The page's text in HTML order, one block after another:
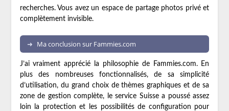
recherches. Vous avez un espace de partage photos privé et
complètement invisible.
Ma conclusion sur Fammies.com
J’ai vraiment apprécié la philosophie de Fammies.com. En
plus des nombreuses fonctionnalisés, de sa simplicité
d’utilisation, du grand choix de thèmes graphiques et de sa
zone de gestion complète, le service Suisse a poussé assez
loin la protection et les possibilités de configuration pour